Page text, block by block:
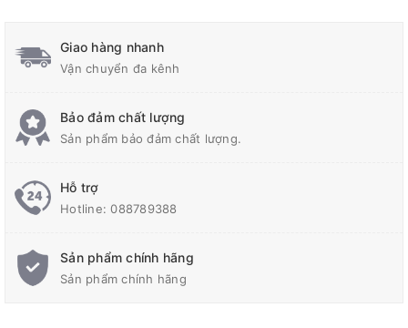
Kích thước mặt đầm
Trọng lượng
Giao hàng nhanh
Vận chuyển đa kênh
Bảo đảm chất lượng
Sản phẩm bảo đảm chất lượng.
Hỗ trợ
Hotline:088789388
Sản phẩm chính hãng
Sản phẩm chính hãng